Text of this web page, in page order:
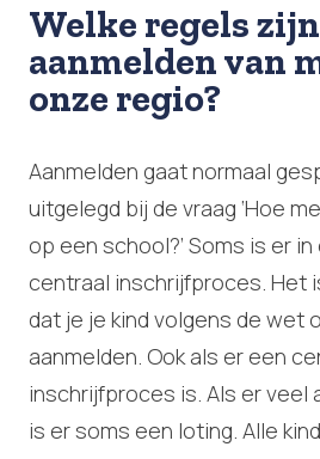
Welke regels
aanmelden van
onze regio?
Aanmelden gaat normaal
uitgelegd bij de vraag ‘Hoe
op een school?’ Soms is er
centraal inschrijfproces. Het
dat je je kind volgens de wet
aanmelden. Ook als er een
inschrijfproces is. Als er veel
is er soms een loting. Alle